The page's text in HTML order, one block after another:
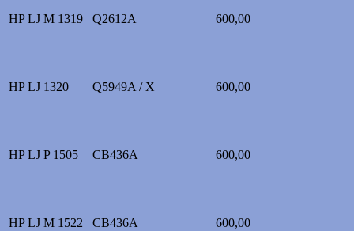
HP LJ M 1319 Q2612A 600,00
HP LJ 1320 Q5949A / X 600,00
HP LJ P 1505 CB436A 600,00
HP LJ M 1522 CB436A 600,00